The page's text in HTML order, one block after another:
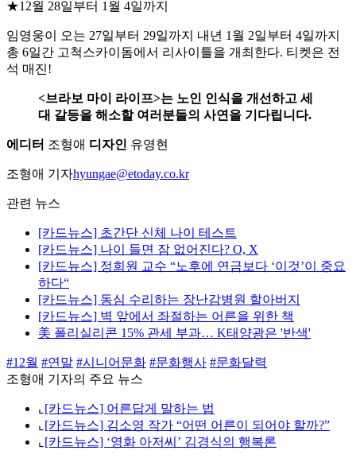
★12월 28일부터 1월 4일까지
임영웅이 오는 27일부터 29일까지 내년 1월 2일부터 4일까지
총 6일간 고척스카이돔에서 리사이틀을 개최한다. 티켓은 전
석 매진!
<브라보 마이 라이프>는 노인 인식을 개선하고 세
대 갈등을 해소할 여러분들의 사연을 기다립니다.
에디터 조형애 디자인 유영현
조형애 기자hyungae@etoday.co.kr
관련 뉴스
[카드뉴스] 초간단 신체 나이 테스트
[카드뉴스] 나이 들면 잠 없어진다? O, X
[카드뉴스] 정희원 교수 “노후에 연금보다 ‘이것’이 중요
하다“
[카드뉴스] 동심 수리하는 장난감병원 할아버지
[카드뉴스] 벽 앞에서 좌절하는 어른을 위한 책
美 폴리실리콘 15% 관세 부과… K태양광은 '반색'
#12월 #연말 #시니어문화 #문화행사 #문화달력
조형애 기자의 주요 뉴스
⌞ [카드뉴스] 어른답게 말하는 법
⌞ [카드뉴스] 김소영 작가 “어떤 어른이 되어야 할까?”
⌞ [카드뉴스] ‘영화 아저씨’ 김경식의 행복론